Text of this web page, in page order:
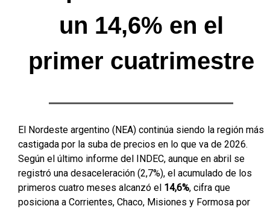
un 14,6% en el
primer cuatrimestre
El Nordeste argentino (NEA) continúa siendo la región más
castigada por la suba de precios en lo que va de 2026.
Según el último informe del INDEC, aunque en abril se
registró una desaceleración (2,7%), el acumulado de los
primeros cuatro meses alcanzó el 14,6%, cifra que
posiciona a Corrientes, Chaco, Misiones y Formosa por